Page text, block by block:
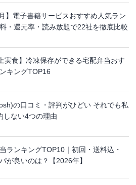
】電子書籍サービスおすすめ人気ラン
・還元率・読み放題で22社を徹底比較
実食】冷凍保存ができる宅配弁当おす
キングTOP16
の口コミ・評判がひどい それでも私
しない4つの理由
ランキングTOP10｜初回・送料込・
が良いのは？【2026年】